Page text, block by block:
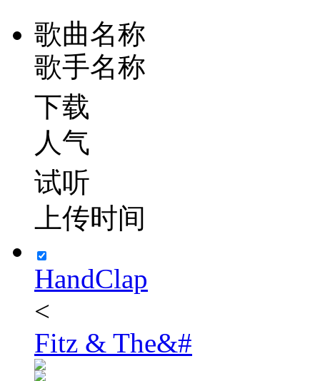
歌曲名称
歌手名称
下载
人气
试听
上传时间
HandClap
<
Fitz & The&#